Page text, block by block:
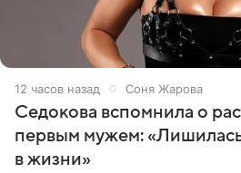
12 часов назад Соня Жарова
Седокова вспомнила о
первым мужем:
в жизни»